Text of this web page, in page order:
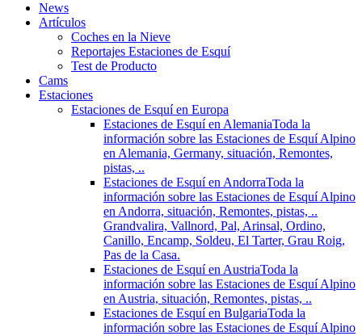
News
Artículos
Coches en la Nieve
Reportajes Estaciones de Esquí
Test de Producto
Cams
Estaciones
Estaciones de Esquí en Europa
Estaciones de Esquí en AlemaniaToda la
información sobre las Estaciones de Esquí Alpino
en Alemania, Germany, situación, Remontes,
pistas, ..
Estaciones de Esquí en AndorraToda la
información sobre las Estaciones de Esquí Alpino
en Andorra, situación, Remontes, pistas, ..
Grandvalira, Vallnord, Pal, Arinsal, Ordino,
Canillo, Encamp, Soldeu, El Tarter, Grau Roig,
Pas de la Casa.
Estaciones de Esquí en AustriaToda la
información sobre las Estaciones de Esquí Alpino
en Austria, situación, Remontes, pistas, ..
Estaciones de Esquí en BulgariaToda la
información sobre las Estaciones de Esquí Alpino